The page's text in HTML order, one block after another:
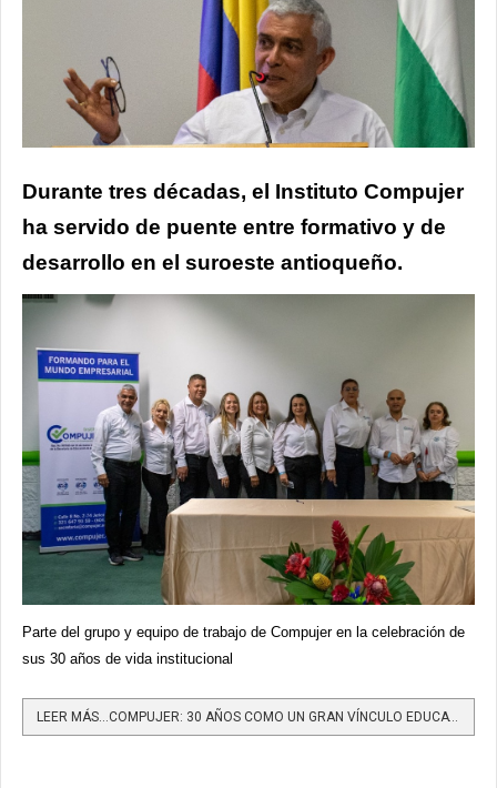
Durante tres décadas, el Instituto Compujer
ha servido de puente entre formativo y de
desarrollo en el suroeste antioqueño.
Parte del grupo y equipo de trabajo de Compujer en la celebración de
sus 30 años de vida institucional
LEER MÁS…COMPUJER: 30 AÑOS COMO UN GRAN VÍNCULO EDUCATIVO ENTRE LAS NUEVAS GENERACIONES Y EL MUNDO LABORAL...